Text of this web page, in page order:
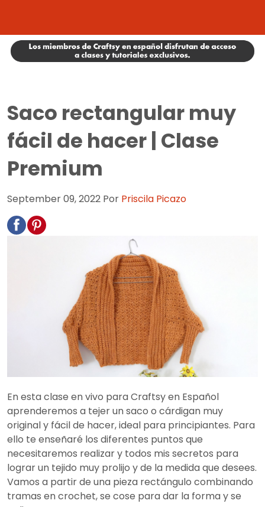
Saco rectangular muy
fácil de hacer | Clase
Premium
September 09, 2022 Por Priscila Picazo
En esta clase en vivo para Craftsy en Español
aprenderemos a tejer un saco o cárdigan muy
original y fácil de hacer, ideal para principiantes. Para
ello te enseñaré los diferentes puntos que
necesitaremos realizar y todos mis secretos para
lograr un tejido muy prolijo y de la medida que desees.
Vamos a partir de una pieza rectángulo combinando
tramas en crochet, se cose para dar la forma y se